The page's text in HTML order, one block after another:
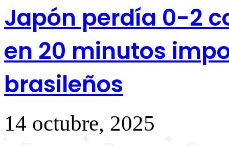
Japón perdía 0-2
en 20 minutos
brasileños
14 octubre, 2025